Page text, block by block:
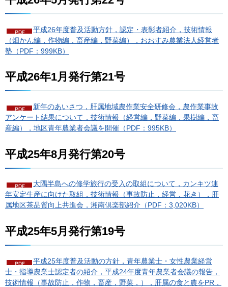
平成26年度普及活動方針，認定・表彰者紹介，技術情報
（畑かん編，作物編，畜産編，野菜編），おおすみ農業法人経営者
塾（PDF：999KB）
平成26年1月発行第21号
新年のあいさつ，肝属地域農作業安全研修会，農作業事故
アンケート結果について，技術情報（経営編，野菜編，果樹編，畜
産編），地区青年農業者会議を開催（PDF：995KB）
平成25年8月発行第20号
大隅半島への修学旅行の受入の取組について，カンキツ連
年安定生産に向けた取組，技術情報（事故防止，経営，花き），肝
属地区茶品質向上共進会，湘南倶楽部紹介（PDF：3,020KB）
平成25年5月発行第19号
平成25年度普及活動の方針，青年農業士・女性農業経営
士・指導農業士認定者の紹介，平成24年度青年農業者会議の報告，
技術情報（事故防止，作物，畜産，野菜，），肝属の食と農をPR，